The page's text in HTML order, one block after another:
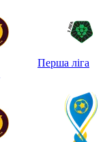
Перша ліга